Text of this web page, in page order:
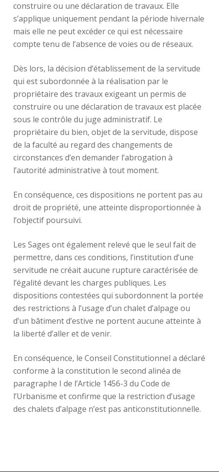
construire ou une déclaration de travaux. Elle
s’applique uniquement pendant la période hivernale
mais elle ne peut excéder ce qui est nécessaire
compte tenu de l’absence de voies ou de réseaux.
Dès lors, la décision d’établissement de la servitude
qui est subordonnée à la réalisation par le
propriétaire des travaux exigeant un permis de
construire ou une déclaration de travaux est placée
sous le contrôle du juge administratif. Le
propriétaire du bien, objet de la servitude, dispose
de la faculté au regard des changements de
circonstances d’en demander l’abrogation à
l’autorité administrative à tout moment.
En conséquence, ces dispositions ne portent pas au
droit de propriété, une atteinte disproportionnée à
l’objectif poursuivi.
Les Sages ont également relevé que le seul fait de
permettre, dans ces conditions, l’institution d’une
servitude ne créait aucune rupture caractérisée de
l’égalité devant les charges publiques. Les
dispositions contestées qui subordonnent la portée
des restrictions à l’usage d’un chalet d’alpage ou
d’un bâtiment d’estive ne portent aucune atteinte à
la liberté d’aller et de venir.
En conséquence, le Conseil Constitutionnel a déclaré
conforme à la constitution le second alinéa de
paragraphe I de l’Article 1456-3 du Code de
l’Urbanisme et confirme que la restriction d’usage
des chalets d’alpage n’est pas anticonstitutionnelle.